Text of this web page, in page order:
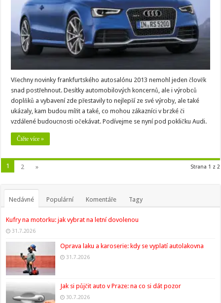
Všechny novinky frankfurtského autosalónu 2013 nemohl jeden člověk
snad postřehnout. Desítky automobilových koncernů, ale i výrobců
doplňků a vybavení zde přestavily to nejlepší ze své výroby, ale také
ukázaly, kam budou mířit a také, co mohou zákazníci v brzké či
vzdálené budoucnosti očekávat. Podívejme se nyní pod pokličku Audi.
Čtěte více »
Strana 1 z 2
1 2 »
Nedávné Populární Komentáře Tagy
Kufry na motorku: jak vybrat na letní dovolenou
31.7.2026
Oprava laku a karoserie: kdy se vyplatí autolakovna
31.7.2026
Jak si půjčit auto v Praze: na co si dát pozor
30.7.2026